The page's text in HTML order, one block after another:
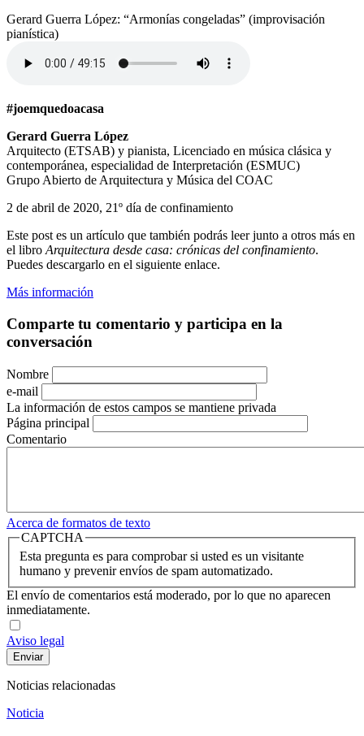
Gerard Guerra López: “Armonías congeladas” (improvisación
pianística)
#joemquedoacasa
Gerard Guerra López
Arquitecto (ETSAB) y pianista, Licenciado en música clásica y
contemporánea, especialidad de Interpretación (ESMUC)
Grupo Abierto de Arquitectura y Música del COAC
2 de abril de 2020, 21º día de confinamiento
Este post es un artículo que también podrás leer junto a otros más en
el libro Arquitectura desde casa: crónicas del confinamiento.
Puedes descargarlo en el siguiente enlace.
Más información
Comparte tu comentario y participa en la
conversación
Nombre
e-mail
La información de estos campos se mantiene privada
Página principal
Comentario
Acerca de formatos de texto
CAPTCHA
Esta pregunta es para comprobar si usted es un visitante
humano y prevenir envíos de spam automatizado.
El envío de comentarios está moderado, por lo que no aparecen
inmediatamente.
Aviso legal
Noticias relacionadas
Noticia